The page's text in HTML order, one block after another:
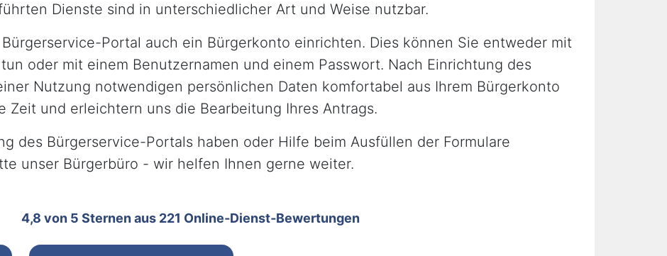
Dienste sind in unterschiedlicher Art und Weise nutzbar.
Portal auch ein Bürgerkonto einrichten. Dies können Sie entweder mit
oder mit einem Benutzernamen und einem Passwort. Nach Einrichtung des
Nutzung notwendigen persönlichen Daten komfortabel aus Ihrem Bürgerkonto
Zeit und erleichtern uns die Bearbeitung Ihres Antrags.
des Bürgerservice-Portals haben oder Hilfe beim Ausfüllen der Formulare
unser Bürgerbüro - wir helfen Ihnen gerne weiter.